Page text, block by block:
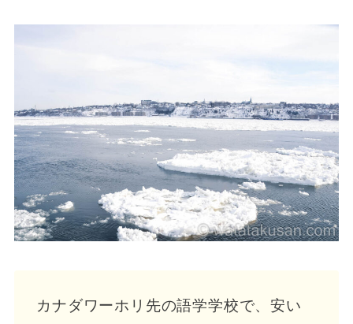
カナダワーホリ先の語学学校で、安い